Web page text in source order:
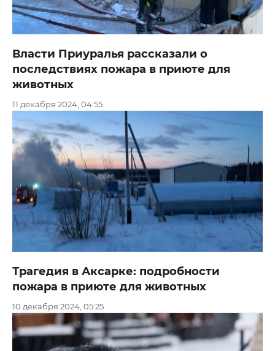
Власти Приуралья рассказали о
последствиях пожара в приюте для
животных
11 декабря 2024, 04:55
Трагедия в Аксарке: подробности
пожара в приюте для животных
10 декабря 2024, 05:25